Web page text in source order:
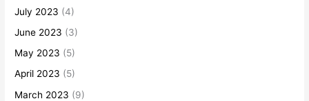
July 2023 (4)
June 2023 (3)
May 2023 (5)
April 2023 (5)
March 2023 (9)